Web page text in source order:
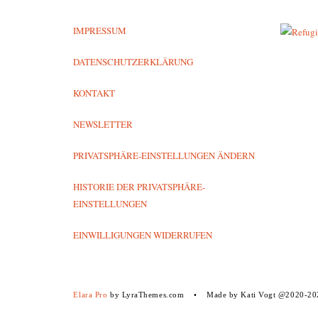
IMPRESSUM
DATENSCHUTZERKLÄRUNG
KONTAKT
NEWSLETTER
PRIVATSPHÄRE-EINSTELLUNGEN ÄNDERN
HISTORIE DER PRIVATSPHÄRE-
EINSTELLUNGEN
EINWILLIGUNGEN WIDERRUFEN
Elara Pro by LyraThemes.com Made by Kati Vogt @2020-